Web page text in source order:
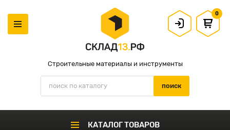
Строительные материалы и инструменты
0
КАТАЛОГ ТОВАРОВ